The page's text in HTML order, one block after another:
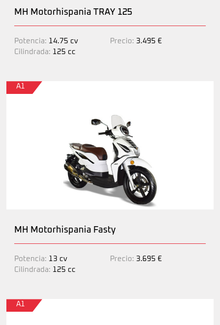
MH Motorhispania TRAY 125
Potencia: 14.75 cv
Cilindrada: 125 cc
Precio: 3.495 €
A1
MH Motorhispania Fasty
Potencia: 13 cv
Cilindrada: 125 cc
Precio: 3.695 €
A1